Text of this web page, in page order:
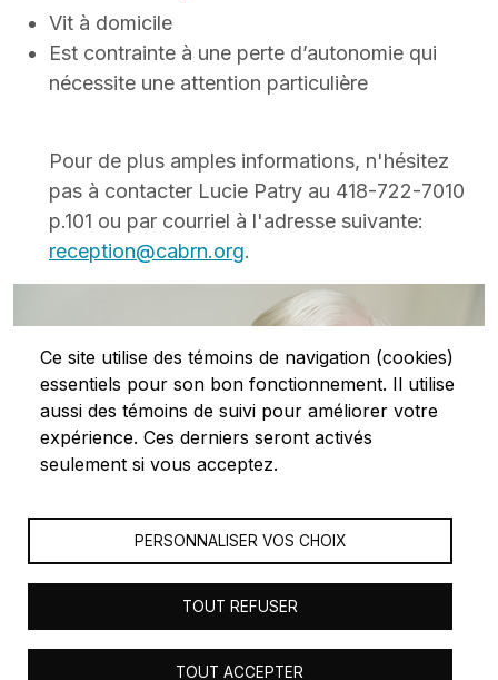
Vit à domicile
Est contrainte à une perte d’autonomie qui
nécessite une attention particulière
Pour de plus amples informations, n'hésitez
pas à contacter Lucie Patry au 418-722-7010
p.101 ou par courriel à l'adresse suivante:
reception@cabrn.org.
Ce site utilise des témoins de navigation (cookies)
essentiels pour son bon fonctionnement. Il utilise
aussi des témoins de suivi pour améliorer votre
expérience. Ces derniers seront activés
seulement si vous acceptez.
PERSONNALISER VOS CHOIX
TOUT REFUSER
TOUT ACCEPTER